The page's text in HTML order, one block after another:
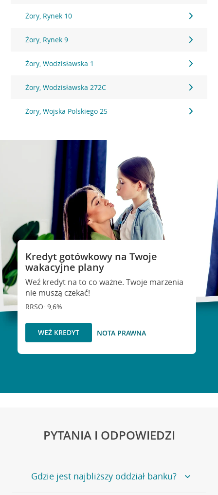
Żory, Rynek 10
Żory, Rynek 9
Żory, Wodzisławska 1
Żory, Wodzisławska 272C
Żory, Wojska Polskiego 25
Kredyt gotówkowy na Twoje
wakacyjne plany
Weź kredyt na to co ważne. Twoje marzenia
nie muszą czekać!
RRSO: 9,6%
WEŹ KREDYT NOTA PRAWNA
PYTANIA I ODPOWIEDZI
Gdzie jest najbliższy oddział banku?